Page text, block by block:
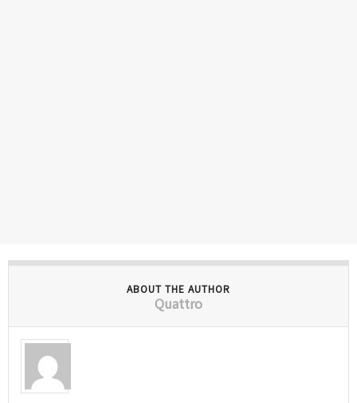
ABOUT THE AUTHOR
Quattro